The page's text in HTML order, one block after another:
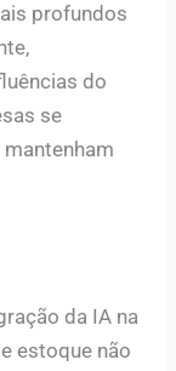
profundos
do
se
da IA na
estoque não